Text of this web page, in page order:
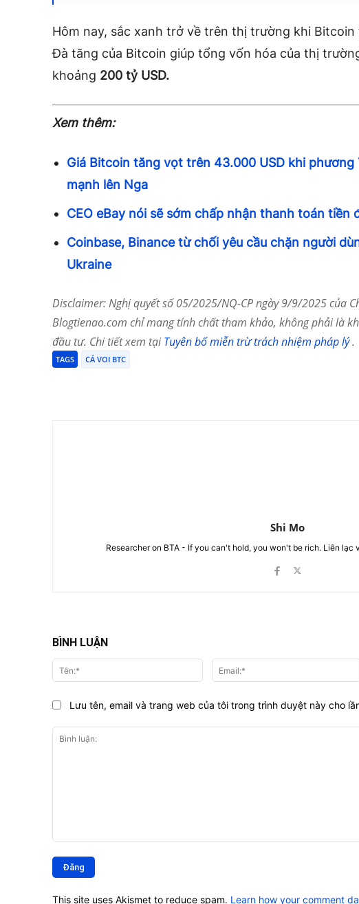
Hôm nay, sắc xanh trở về trên thị trường khi
Đà tăng của Bitcoin giúp tổng vốn hóa của thị
khoảng 200 tỷ USD.
Xem thêm:
Giá Bitcoin tăng vọt trên 43.000 USD khi
mạnh lên Nga
CEO eBay nói sẽ sớm chấp nhận thanh toán
Coinbase, Binance từ chối yêu cầu chặn người
Ukraine
Disclaimer: Nghị quyết số 05/2025/NQ-CP ngày 9/9/2025 của
Blogtienao.com chỉ mang tính chất tham khảo, không phải là
đầu tư. Chi tiết xem tạiTuyên bố miễn trừ trách nhiệm pháp lý.
TAGS CÁ VOI BTC
Shi Mo
Researcher on BTA - If you can't hold, you won't be rich. Liên lạc
BÌNH LUẬN
luận:
Tên:*
Lưu tên, email và trang web của tôi trong trình duyệt này cho
This site uses Akismet to reduce spam. Learn how your comment